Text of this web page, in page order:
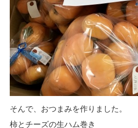
そんで、おつまみを作りました。
柿とチーズの生ハム巻き